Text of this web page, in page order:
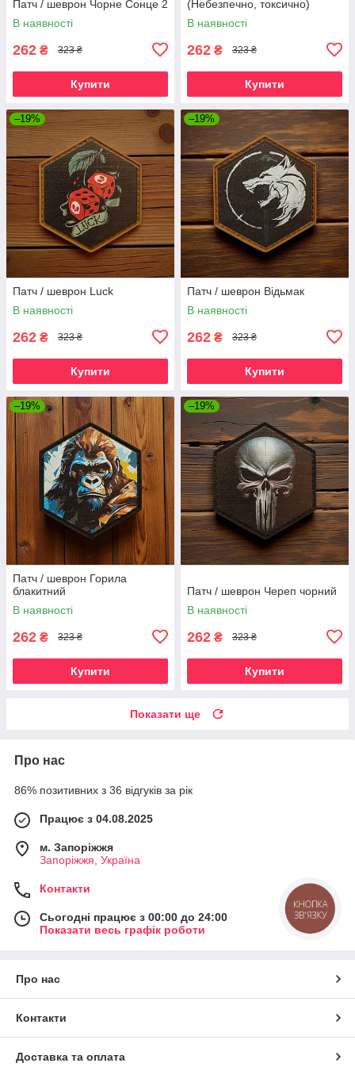
Патч / шеврон Чорне Сонце 2
В наявності
262 ₴ 323 ₴
Купити
(Небезпечно, токсично)
В наявності
262 ₴ 323 ₴
Купити
–19%
Патч / шеврон Luck
В наявності
262 ₴ 323 ₴
Купити
–19%
Патч / шеврон Відьмак
В наявності
262 ₴ 323 ₴
Купити
–19%
Патч / шеврон Горила
блакитний
В наявності
262 ₴ 323 ₴
Купити
–19%
Патч / шеврон Череп чорний
В наявності
262 ₴ 323 ₴
Купити
Показати ще
Про нас
86% позитивних з 36 відгуків за рік
Працює з 04.08.2025
м. Запоріжжя
Запоріжжя, Україна
Контакти
Сьогодні працює з 00:00 до 24:00
Показати весь графік роботи
Про нас
Контакти
Доставка та оплата
КНОПКА
ЗВ'ЯЗКУ